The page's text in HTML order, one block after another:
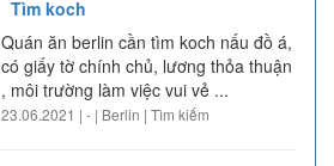
Tìm koch
Quán ăn berlin cần tìm koch nấu đồ á,
có giấy tờ chính chủ, lương thỏa thuận
, môi trường làm việc vui vẻ ...
23.06.2021 | - | Berlin | Tìm kiếm